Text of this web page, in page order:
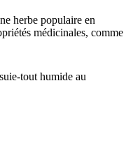
herbe populaire en
médicinales, comme
tout humide au